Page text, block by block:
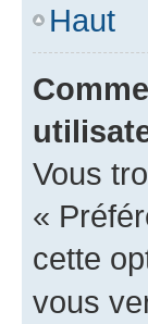
Haut
Vous
«
cette
vous